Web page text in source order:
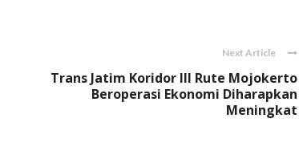
Next Article
Trans Jatim Koridor III Rute Mojokerto
Beroperasi Ekonomi Diharapkan
Meningkat